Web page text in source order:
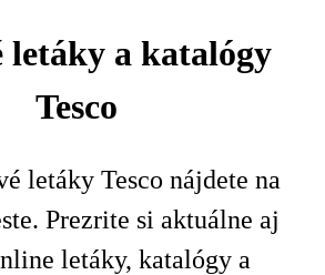
letáky a katalógy
Tesco
letáky Tesco nájdete na
Prezrite si aktuálne aj
letáky, katalógy a